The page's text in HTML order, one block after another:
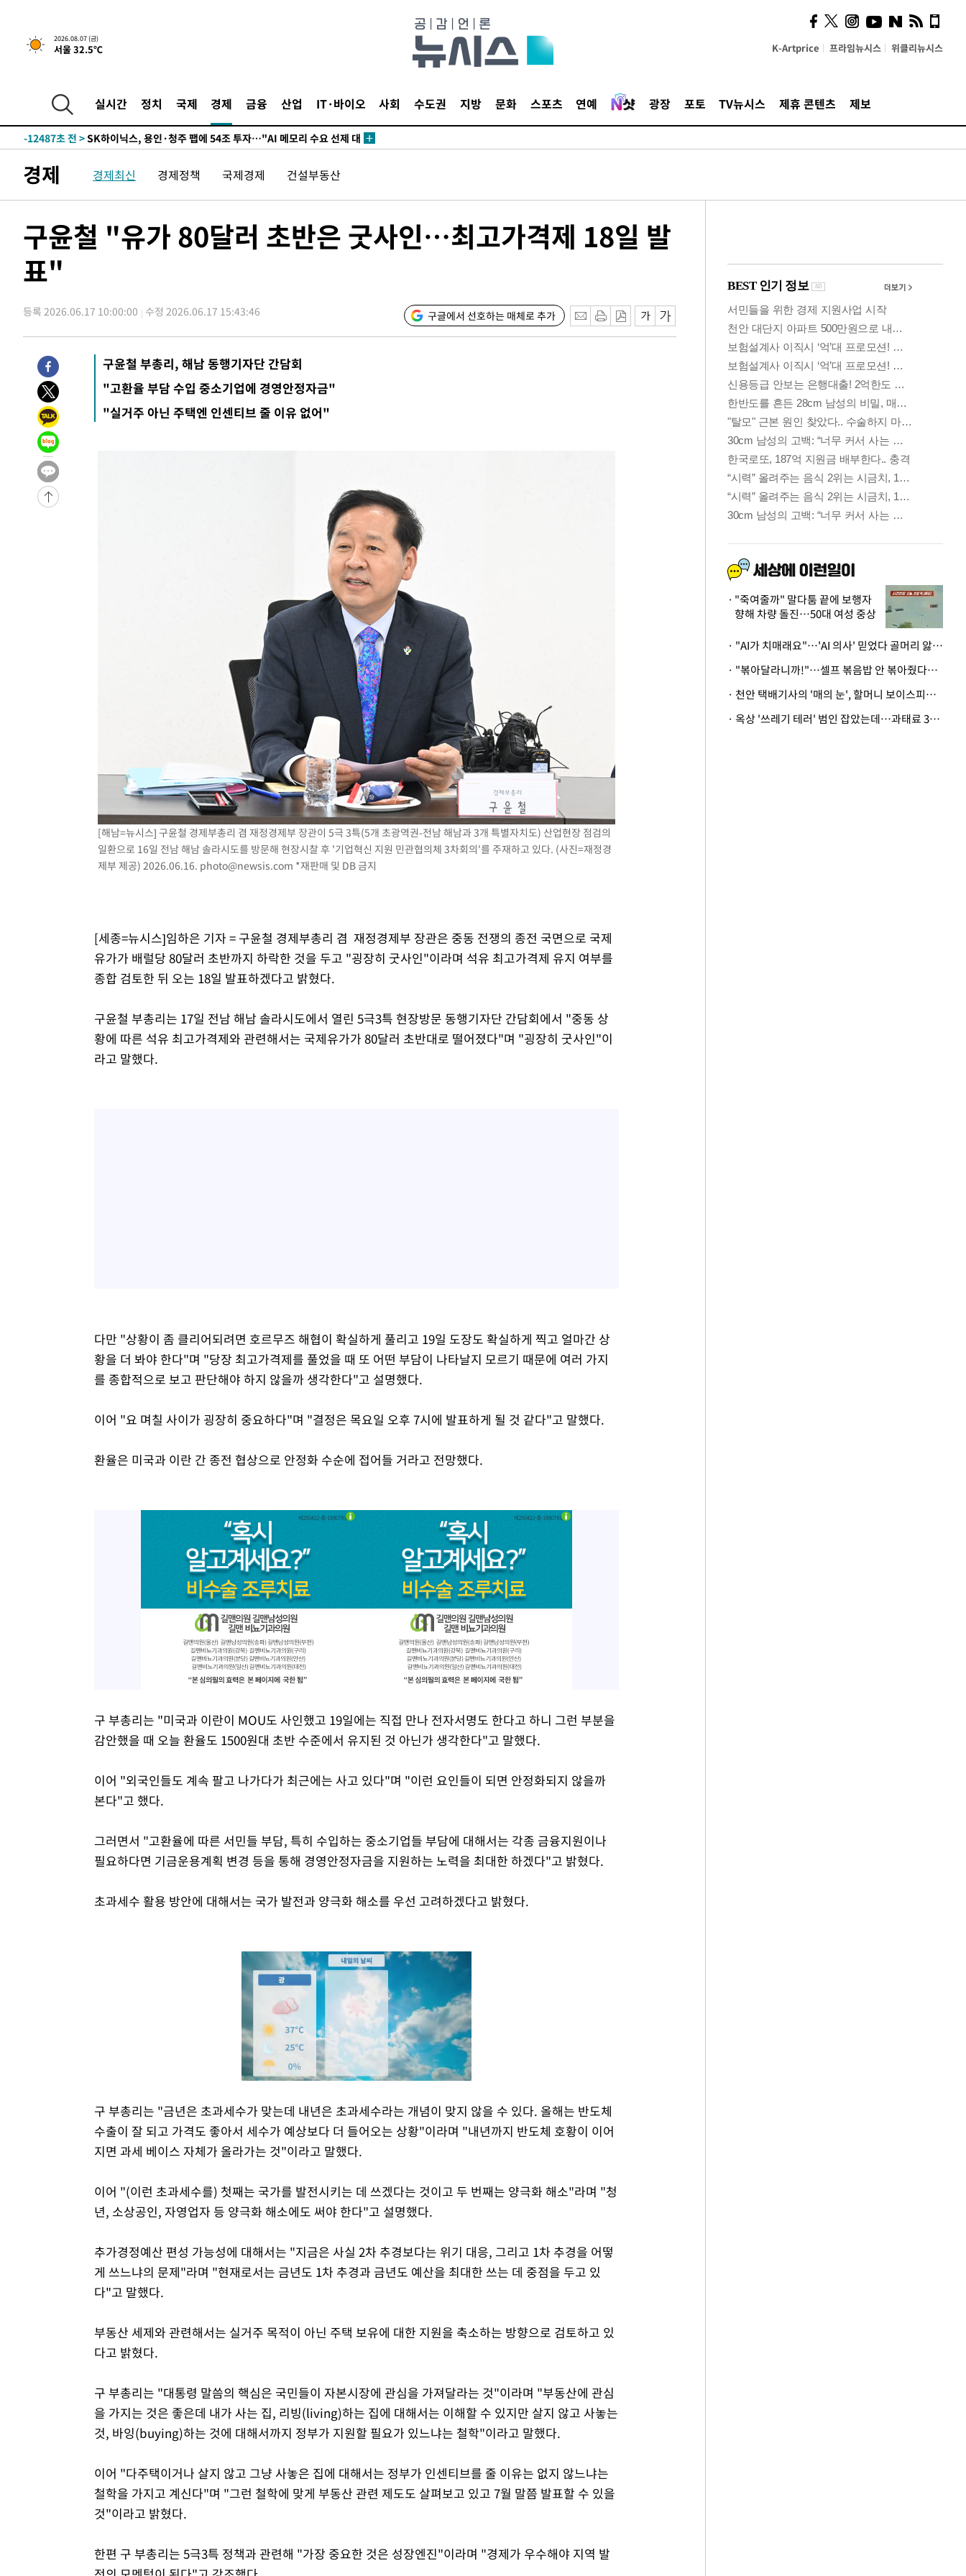
2026.08.07 (금)
서울 32.5℃ K-Artprice 프라임뉴시스 위클리뉴시스
실시간 정치 국제 경제 금융 산업 IT·바이오 사회 수도권 지방 문화 스포츠 연예 광장 포토 TV뉴시스 제휴 콘텐츠 제보
실천"
-24715초 전 >이란, "오만과 '중앙 단일 루트' 합의…북쪽 인바운드·남쪽 아웃바
운드는 임시"
-16283초 전 >"낮 기온 소폭 하락"…수도권 폭염중대경보, 폭염경보로 하향
-16210초 전 >
[단독]중수청 지원 검사들, 정원 초과 시 낮은 계급 임용…희망지 못
-14181초 전 >
-12487초 전 >SK하이닉스, 용인·청주 팹에 54조 투자…"AI 메모리 수요 선제 대
-8596초 전 >
외국인 심판 성 접대 7경기 들여다보니…한국 축구 '5승 2무'
-8330초 전 >[속보]코스닥, 2.86포인트(0.36%) 내린 798.81마감
-8263초 전 >[속보]원·달러 환율, 7.7원 내린 1416.1원 마감
-8152초 전 >
-5242초 전 >
-4086초 전 >11시간 압수수색에 성접대 파문까지…'쑥대밭' 된 축구협회
-3108초 전 >[속보]규제합리화위원회 부위원장에 김태유 서울대 공대 교수…이병
태 후임
8분 전 >[속보]국힘 윤리위, '돌려차기 발언' 진종오·서범수 징계 절차 개시
-30339초 전 >
미 사업체 일자리, 7월에 2.3만개 순감하고 그 전 2개월 10.3만개
하향수정 (2보)
-29787초 전 >
-25650초 전 >
[속보]이 대통령 "부동산 공급 기존 사고방식 매달리지 말고 과감히
실천"
-24735초 전 >
운드는 임시"
-16303초 전 >
-16267초 전 >
선포
-16230초 전 >
[단독]중수청 지원 검사들, 정원 초과 시 낮은 계급 임용…희망지 못
낮 최고 37도 찜통더위…곳곳 소나기·강원 많은 비[내일날씨]
SK하이닉스, 용인·청주 팹에 54조 투자…"AI 메모리 수요 선제 대
외국인 심판 성 접대 7경기 들여다보니…한국 축구 '5승 2무'
[속보]코스닥, 2.86포인트(0.36%) 내린 798.81마감
[속보]코스피, 6200선 약보합…0.60% 내린 6258.77에 마쳐
[속보]원·달러 환율, 7.7원 내린 1416.1원 마감
[속보] 노원서 40.1도 관측…서울, 2018년 이후 첫 40도
[속보]종합특검, '계엄 수용공간 확보' 신용해 前교정본부장 기소
외신들도 주목한 韓축구 파문…"국민적 공분에 수사 재개"
11시간 압수수색에 성접대 파문까지…'쑥대밭' 된 축구협회
[속보]규제합리화위원회 부위원장에 김태유 서울대 공대 교수…이병
[속보]국힘 윤리위, '돌려차기 발언' 진종오·서범수 징계 절차 개시
경제 경제최신 경제정책 국제경제 건설부동산
구윤철 "유가 80달러 초반은 굿사인…최고가격제 18일 발
표"
등록 2026.06.17 10:00:00 수정 2026.06.17 15:43:46 구글에서 선호하는 매체로 추가
구윤철 부총리, 해남 동행기자단 간담회
"고환율 부담 수입 중소기업에 경영안정자금"
"실거주 아닌 주택엔 인센티브 줄 이유 없어"
[해남=뉴시스] 구윤철 경제부총리 겸 재정경제부 장관이 5극 3특(5개 초광역권-전남 해남과 3개 특별자치도) 산업현장 점검의
일환으로 16일 전남 해남 솔라시도를 방문해 현장시찰 후 '기업혁신 지원 민관협의체 3차회의'를 주재하고 있다. (사진=재정경
제부 제공) 2026.06.16. photo@newsis.com *재판매 및 DB 금지
[세종=뉴시스]임하은 기자 = 구윤철 경제부총리 겸 재정경제부 장관은 중동 전쟁의 종전 국면으로 국제
유가가 배럴당 80달러 초반까지 하락한 것을 두고 "굉장히 굿사인"이라며 석유 최고가격제 유지 여부를
종합 검토한 뒤 오는 18일 발표하겠다고 밝혔다.
구윤철 부총리는 17일 전남 해남 솔라시도에서 열린 5극3특 현장방문 동행기자단 간담회에서 "중동 상
황에 따른 석유 최고가격제와 관련해서는 국제유가가 80달러 초반대로 떨어졌다"며 "굉장히 굿사인"이
라고 말했다.
다만 "상황이 좀 클리어되려면 호르무즈 해협이 확실하게 풀리고 19일 도장도 확실하게 찍고 얼마간 상
황을 더 봐야 한다"며 "당장 최고가격제를 풀었을 때 또 어떤 부담이 나타날지 모르기 때문에 여러 가지
를 종합적으로 보고 판단해야 하지 않을까 생각한다"고 설명했다.
이어 "요 며칠 사이가 굉장히 중요하다"며 "결정은 목요일 오후 7시에 발표하게 될 것 같다"고 말했다.
환율은 미국과 이란 간 종전 협상으로 안정화 수순에 접어들 거라고 전망했다.
구 부총리는 "미국과 이란이 MOU도 사인했고 19일에는 직접 만나 전자서명도 한다고 하니 그런 부분을
감안했을 때 오늘 환율도 1500원대 초반 수준에서 유지된 것 아닌가 생각한다"고 말했다.
이어 "외국인들도 계속 팔고 나가다가 최근에는 사고 있다"며 "이런 요인들이 되면 안정화되지 않을까
본다"고 했다.
그러면서 "고환율에 따른 서민들 부담, 특히 수입하는 중소기업들 부담에 대해서는 각종 금융지원이나
필요하다면 기금운용계획 변경 등을 통해 경영안정자금을 지원하는 노력을 최대한 하겠다"고 밝혔다.
초과세수 활용 방안에 대해서는 국가 발전과 양극화 해소를 우선 고려하겠다고 밝혔다.
Mute
구 부총리는 "금년은 초과세수가 맞는데 내년은 초과세수라는 개념이 맞지 않을 수 있다. 올해는 반도체
수출이 잘 되고 가격도 좋아서 세수가 예상보다 더 들어오는 상황"이라며 "내년까지 반도체 호황이 이어
지면 과세 베이스 자체가 올라가는 것"이라고 말했다.
이어 "(이런 초과세수를) 첫째는 국가를 발전시키는 데 쓰겠다는 것이고 두 번째는 양극화 해소"라며 "청
년, 소상공인, 자영업자 등 양극화 해소에도 써야 한다"고 설명했다.
추가경정예산 편성 가능성에 대해서는 "지금은 사실 2차 추경보다는 위기 대응, 그리고 1차 추경을 어떻
게 쓰느냐의 문제"라며 "현재로서는 금년도 1차 추경과 금년도 예산을 최대한 쓰는 데 중점을 두고 있
다"고 말했다.
부동산 세제와 관련해서는 실거주 목적이 아닌 주택 보유에 대한 지원을 축소하는 방향으로 검토하고 있
다고 밝혔다.
구 부총리는 "대통령 말씀의 핵심은 국민들이 자본시장에 관심을 가져달라는 것"이라며 "부동산에 관심
을 가지는 것은 좋은데 내가 사는 집, 리빙(living)하는 집에 대해서는 이해할 수 있지만 살지 않고 사놓는
것, 바잉(buying)하는 것에 대해서까지 정부가 지원할 필요가 있느냐는 철학"이라고 말했다.
이어 "다주택이거나 살지 않고 그냥 사놓은 집에 대해서는 정부가 인센티브를 줄 이유는 없지 않느냐는
철학을 가지고 계신다"며 "그런 철학에 맞게 부동산 관련 제도도 살펴보고 있고 7월 말쯤 발표할 수 있을
것"이라고 밝혔다.
한편 구 부총리는 5극3특 정책과 관련해 "가장 중요한 것은 성장엔진"이라며 "경제가 우수해야 지역 발
시, 스마트폰 액세서리에
NFC 더했다
"죽여줄까" 말다툼 끝에 보행자
향해 차량 돌진…50대 여성 중상
· "AI가 치매래요"…'AI 의사' 믿었다 골머리 앓는 美 의료계 '경고'
· "볶아달라니까!"…셀프 볶음밥 안 볶아줬다고 사장 폭행한 손님
· 천안 택배기사의 '매의 눈', 할머니 보이스피싱 피해 막아
· 옥상 '쓰레기 테러' 범인 잡았는데…과태료 3만원 처분에 숙박업주 허탈